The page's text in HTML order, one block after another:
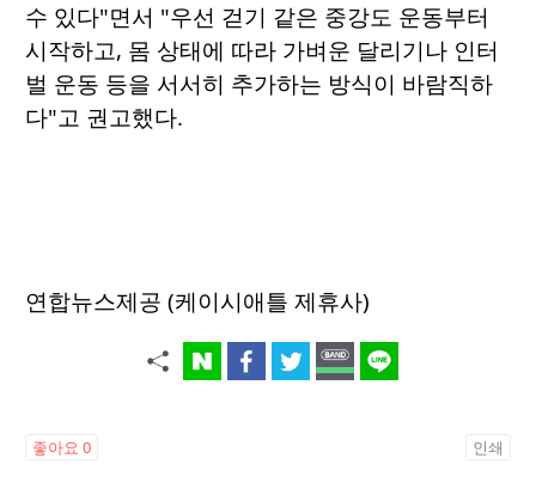
수 있다"면서 "우선 걷기 같은 중강도 운동부터
시작하고, 몸 상태에 따라 가벼운 달리기나 인터
벌 운동 등을 서서히 추가하는 방식이 바람직하
다"고 권고했다.
연합뉴스제공 (케이시애틀 제휴사)
좋아요 0 인쇄